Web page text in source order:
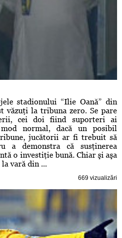
stadionului “Ilie Oană” din
văzuţi la tribuna zero. Se pare
cei doi fiind suporteri ai
normal, dacă un posibil
jucătorii ar fi trebuit să
a demonstra că susţinerea
o investiţie bună. Chiar şi aşa
la vară din ...
669 vizualizări